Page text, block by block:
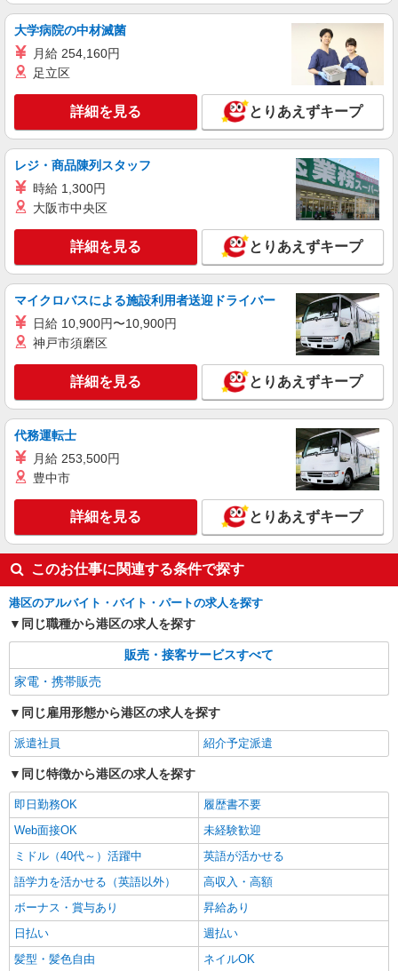
≪携帯販売｜家電量販店のワイモバイルコーナ
ー≫
キープ 詳細を見る
派遣社員
株式会社日本パーソナルビジネス 首都圏支社（T12_285）
≪携帯販売｜ドコモショップ田町店≫
時給1530円 ◆交通費別途規定支給
東京都港区芝
キープ 詳細を見る
派遣社員
株式会社日本パーソナルビジネス 首都圏支社（KT01_01668）
楽天モバイル／六本木店／未経験ok／髪型自
由
時給1600円 ◆一律交通費含む
詳細を見る
大学病院の中材滅菌
月給 254,160円
足立区
詳細を見る とりあえずキープ
レジ・商品陳列スタッフ
時給 1,300円
大阪市中央区
詳細を見る とりあえずキープ
マイクロバスによる施設利用者送迎ドライバー
日給 10,900円〜10,900円
神戸市須磨区
詳細を見る とりあえずキープ
代務運転士
月給 253,500円
豊中市
詳細を見る とりあえずキープ
このお仕事に関連する条件で探す
港区のアルバイト・バイト・パートの求人を探す
同じ職種から港区の求人を探す
販売・接客サービスすべて
家電・携帯販売
同じ雇用形態から港区の求人を探す
派遣社員 紹介予定派遣
同じ特徴から港区の求人を探す
即日勤務OK
履歴書不要
Web面接OK
未経験歓迎
ミドル（40代～）活躍中
英語が活かせる
語学力を活かせる（英語以外）
高収入・高額
ボーナス・賞与あり
昇給あり
日払い
週払い
髪型・髪色自由
ネイルOK